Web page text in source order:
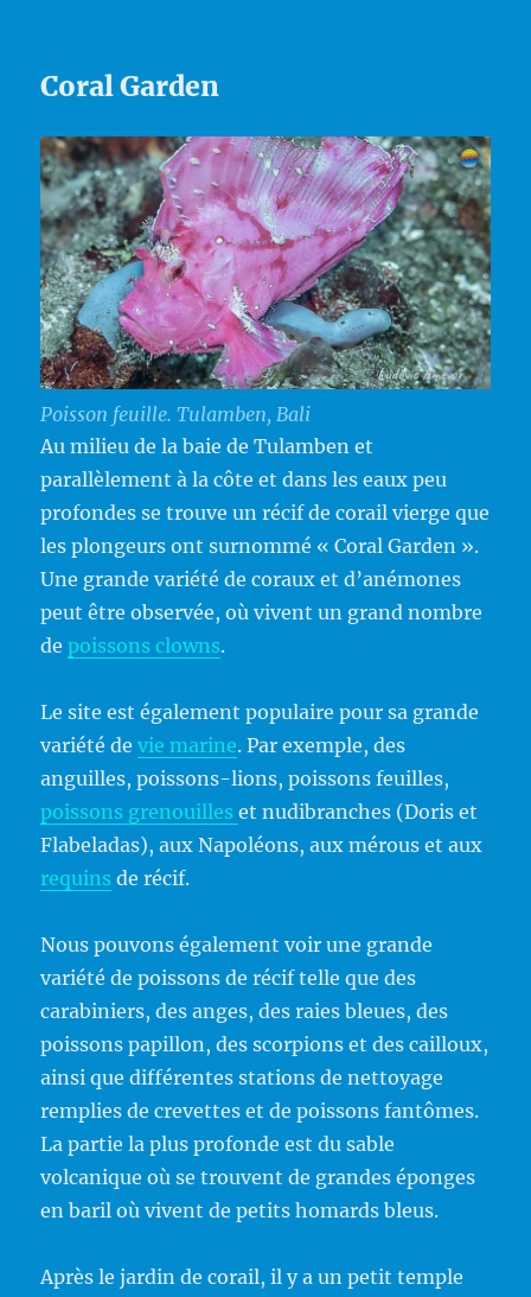
Coral Garden
Poisson feuille. Tulamben, Bali
Au milieu de la baie de Tulamben et
parallèlement à la côte et dans les eaux peu
profondes se trouve un récif de corail vierge que
les plongeurs ont surnommé « Coral Garden ».
Une grande variété de coraux et d’anémones
peut être observée, où vivent un grand nombre
depoissons clowns.
Le site est également populaire pour sa grande
variété devie marine. Par exemple, des
anguilles, poissons-lions, poissons feuilles,
poissons grenouilleset nudibranches (Doris et
Flabeladas), aux Napoléons, aux mérous et aux
requins de récif.
Nous pouvons également voir une grande
variété de poissons de récif telle que des
carabiniers, des anges, des raies bleues, des
poissons papillon, des scorpions et des cailloux,
ainsi que différentes stations de nettoyage
remplies de crevettes et de poissons fantômes.
La partie la plus profonde est du sable
volcanique où se trouvent de grandes éponges
en baril où vivent de petits homards bleus.
Après le jardin de corail, il y a un petit temple